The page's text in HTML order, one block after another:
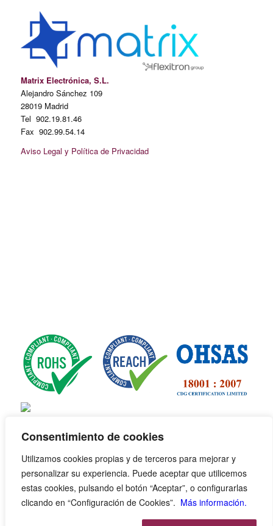
Consentimiento de cookies
Utilizamos cookies propias y de terceros para mejorar y
personalizar su experiencia. Puede aceptar que utilicemos
estas cookies, pulsando el botón “Aceptar”, o configurarlas
clicando en “Configuración de Cookies”. Más información.
Matrix Electrónica, S.L.
Alejandro Sánchez 109
28019 Madrid
Tel 902.19.81.46
Fax 902.99.54.14
Aviso Legal y Política de Privacidad